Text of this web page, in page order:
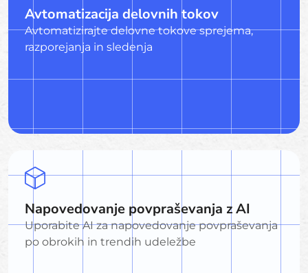
Avtomatizacija delovnih tokov
Avtomatizirajte delovne tokove sprejema,
razporejanja in sledenja
Napovedovanje povpraševanja z AI
Uporabite AI za napovedovanje povpraševanja
po obrokih in trendih udeležbe